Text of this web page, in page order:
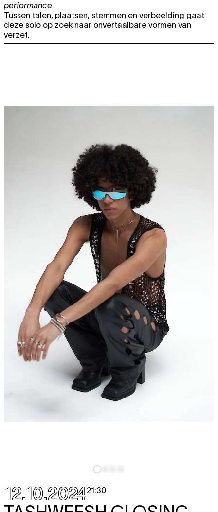
performance
Tussen talen, plaatsen, stemmen en verbeelding gaat
deze solo op zoek naar onvertaalbare vormen van
verzet.
12.10.202421:30